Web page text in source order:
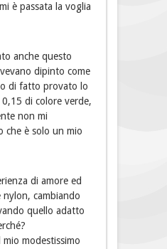
è passata la voglia
anche questo
dipinto come
di fatto provato lo
di colore verde,
non mi
che è solo un mio
di amore ed
nylon, cambiando
quello adatto
mio modestissimo